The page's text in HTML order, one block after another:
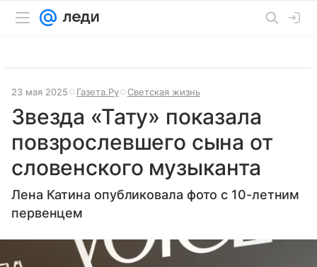
23 мая 2025 Газета.Ру Светская жизнь
Звезда «Тату» показала
повзрослевшего сына от
словенского музыканта
Лена Катина опубликовала фото с 10-летним
первенцем